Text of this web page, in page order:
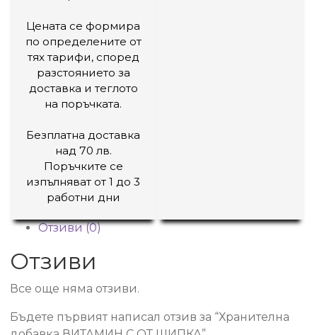
Цената се формира
по определените от
тях тарифи, според
разстоянието за
доставка и теглото
на поръчката.
Безплатна доставка
над 70 лв.
Поръчките се
изпълняват от 1 до 3
работни дни
Отзиви (0)
Отзиви
Все още няма отзиви.
Бъдете първият написал отзив за “Хранителна